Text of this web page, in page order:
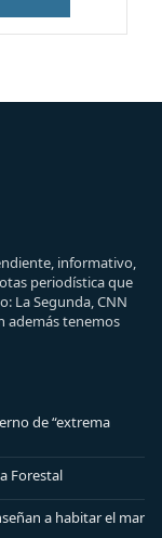
informativo,
periodística que
La Segunda, CNN
además tenemos
de “extrema
Forestal
a habitar el mar